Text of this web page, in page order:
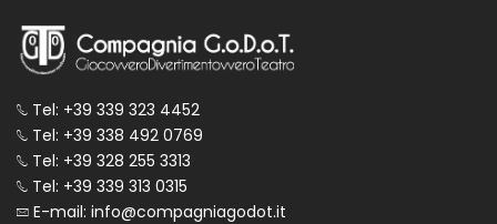
Tel: +39 339 323 4452
Tel: +39 338 492 0769
Tel: +39 328 255 3313
Tel: +39 339 313 0315
E-mail: info@compagniagodot.it